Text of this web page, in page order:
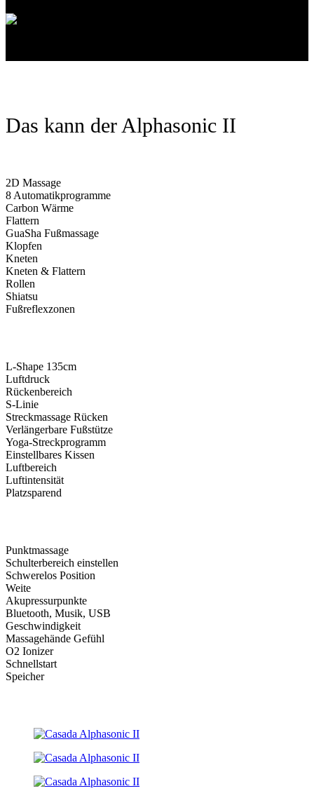
Das kann der Alphasonic II
2D Massage
8 Automatikprogramme
Carbon Wärme
Flattern
GuaSha Fußmassage
Klopfen
Kneten
Kneten & Flattern
Rollen
Shiatsu
Fußreflexzonen
L-Shape 135cm
Luftdruck
Rückenbereich
S-Linie
Streckmassage Rücken
Verlängerbare Fußstütze
Yoga-Streckprogramm
Einstellbares Kissen
Luftbereich
Luftintensität
Platzsparend
Punktmassage
Schulterbereich einstellen
Schwerelos Position
Weite
Akupressurpunkte
Bluetooth, Musik, USB
Geschwindigkeit
Massagehände Gefühl
O2 Ionizer
Schnellstart
Speicher